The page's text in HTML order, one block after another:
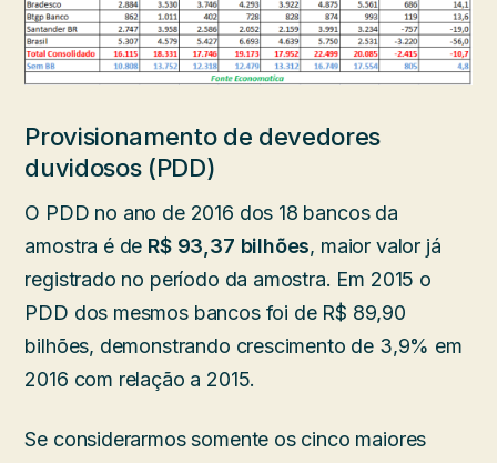
Provisionamento de devedores
duvidosos (PDD)
O PDD no ano de 2016 dos 18 bancos da
amostra é de R$ 93,37 bilhões, maior valor já
registrado no período da amostra. Em 2015 o
PDD dos mesmos bancos foi de R$ 89,90
bilhões, demonstrando crescimento de 3,9% em
2016 com relação a 2015.
Se considerarmos somente os cinco maiores